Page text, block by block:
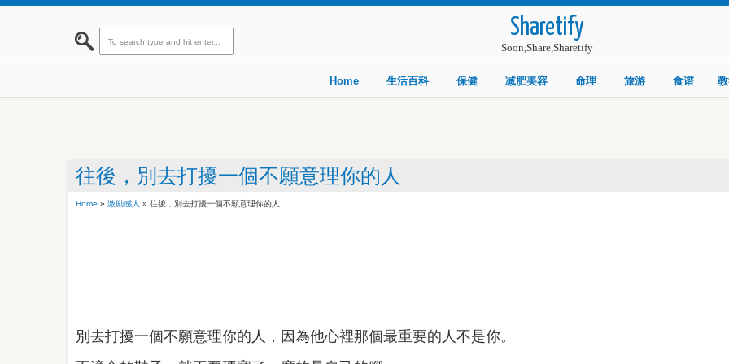
Sharetify
Soon,Share,Sharetify
Home 生活百科 保健 减肥美容 命理 旅游 食谱
往後，別去打擾一個不願意理你的人
Home » 激励感人 » 往後，別去打擾一個不願意理你的人
別去打擾一個不願意理你的人，因為他心裡那個最重要的人不是你。